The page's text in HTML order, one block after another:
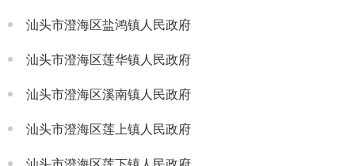
汕头市澄海区盐鸿镇人民政府
汕头市澄海区莲华镇人民政府
汕头市澄海区溪南镇人民政府
汕头市澄海区莲上镇人民政府